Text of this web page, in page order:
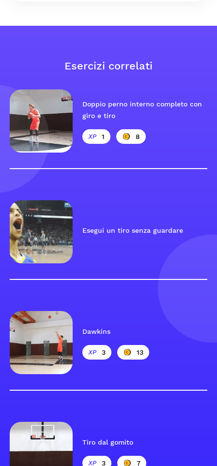
Esercizi correlati
Doppio perno interno completo con
giro e tiro
1 8
Esegui un tiro senza guardare
Dawkins
3 13
Tiro dal gomito
3 7